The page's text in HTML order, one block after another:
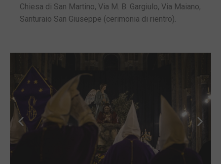
Chiesa di San Martino, Via M. B. Gargiulo, Via Maiano,
Santuraio San Giuseppe (cerimonia di rientro).